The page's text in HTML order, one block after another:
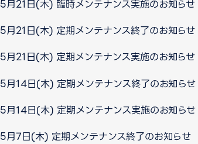
5月21日(木) 臨時メンテナンス実施のお知らせ
5月21日(木) 定期メンテナンス終了のお知らせ
5月21日(木) 定期メンテナンス実施のお知らせ
5月14日(木) 定期メンテナンス終了のお知らせ
5月14日(木) 定期メンテナンス実施のお知らせ
5月7日(木) 定期メンテナンス終了のお知らせ